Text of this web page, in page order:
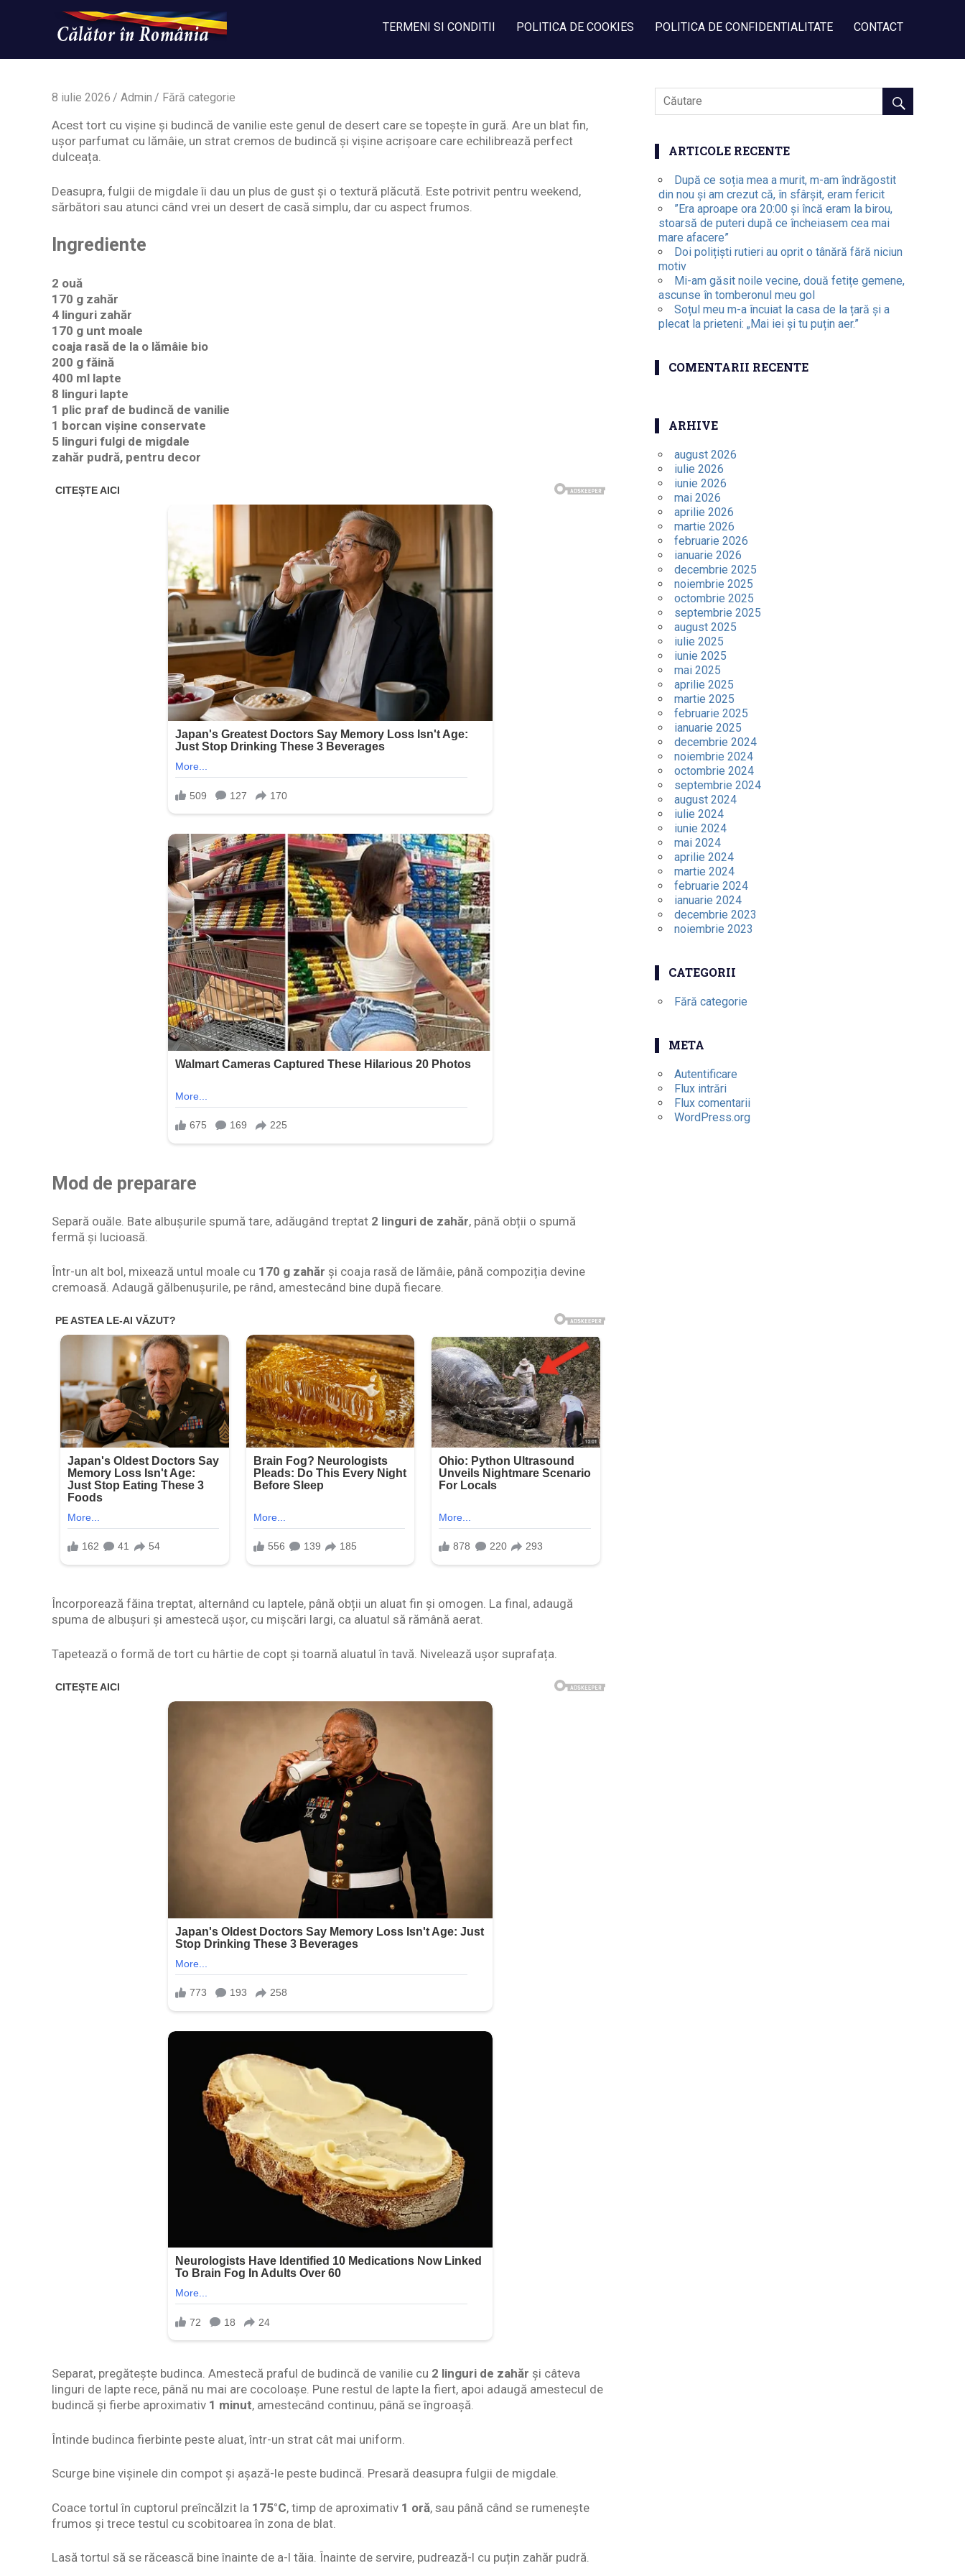
Calatorinromania
WordPress
TERMENI SI CONDITII POLITICA DE COOKIES POLITICA DE CONFIDENTIALITATE CONTACT
8 iulie 2026 Admin Fără categorie
Acest tort cu vișine și budincă de vanilie este genul de desert care se topește în gură. Are un blat fin,
ușor parfumat cu lămâie, un strat cremos de budincă și vișine acrișoare care echilibrează perfect
dulceața.
Deasupra, fulgii de migdale îi dau un plus de gust și o textură plăcută. Este potrivit pentru weekend,
sărbători sau atunci când vrei un desert de casă simplu, dar cu aspect frumos.
Ingrediente
2 ouă
170 g zahăr
4 linguri zahăr
170 g unt moale
coaja rasă de la o lămâie bio
200 g făină
400 ml lapte
8 linguri lapte
1 plic praf de budincă de vanilie
1 borcan vișine conservate
5 linguri fulgi de migdale
zahăr pudră, pentru decor
Mod de preparare
Separă ouăle. Bate albușurile spumă tare, adăugând treptat 2 linguri de zahăr, până obții o spumă
fermă și lucioasă.
Într-un alt bol, mixează untul moale cu 170 g zahăr și coaja rasă de lămâie, până compoziția devine
cremoasă. Adaugă gălbenușurile, pe rând, amestecând bine după fiecare.
Încorporează făina treptat, alternând cu laptele, până obții un aluat fin și omogen. La final, adaugă
spuma de albușuri și amestecă ușor, cu mișcări largi, ca aluatul să rămână aerat.
Tapetează o formă de tort cu hârtie de copt și toarnă aluatul în tavă. Nivelează ușor suprafața.
Separat, pregătește budinca. Amestecă praful de budincă de vanilie cu 2 linguri de zahăr și câteva
linguri de lapte rece, până nu mai are cocoloașe. Pune restul de lapte la fiert, apoi adaugă amestecul de
budincă și fierbe aproximativ 1 minut, amestecând continuu, până se îngroașă.
Întinde budinca fierbinte peste aluat, într-un strat cât mai uniform.
Scurge bine vișinele din compot și așază-le peste budincă. Presară deasupra fulgii de migdale.
Coace tortul în cuptorul preîncălzit la 175°C, timp de aproximativ 1 oră, sau până când se rumenește
frumos și trece testul cu scobitoarea în zona de blat.
Lasă tortul să se răcească bine înainte de a-l tăia. Înainte de servire, pudrează-l cu puțin zahăr pudră.
ARTICOLE RECENTE
După ce soția mea a murit, m-am îndrăgostit
din nou și am crezut că, în sfârșit, eram fericit
”Era aproape ora 20:00 și încă eram la birou,
stoarsă de puteri după ce încheiasem cea mai
mare afacere”
Doi polițiști rutieri au oprit o tânără fără niciun
motiv
Mi-am găsit noile vecine, două fetițe gemene,
ascunse în tomberonul meu gol
Soțul meu m-a încuiat la casa de la țară și a
plecat la prieteni: „Mai iei și tu puțin aer.”
COMENTARII RECENTE
ARHIVE
august 2026
iulie 2026
iunie 2026
mai 2026
aprilie 2026
martie 2026
februarie 2026
ianuarie 2026
decembrie 2025
noiembrie 2025
octombrie 2025
septembrie 2025
august 2025
iulie 2025
iunie 2025
mai 2025
aprilie 2025
martie 2025
februarie 2025
ianuarie 2025
decembrie 2024
noiembrie 2024
octombrie 2024
septembrie 2024
august 2024
iulie 2024
iunie 2024
mai 2024
aprilie 2024
martie 2024
februarie 2024
ianuarie 2024
decembrie 2023
noiembrie 2023
CATEGORII
Fără categorie
META
Autentificare
Flux intrări
Flux comentarii
WordPress.org